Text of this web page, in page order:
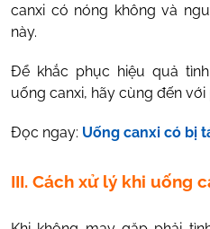
canxi có nóng không và
này.
Để khắc phục hiệu quả
uống canxi, hãy cùng đến với
Đọc ngay: Uống canxi có bị
III. Cách xử lý khi uống